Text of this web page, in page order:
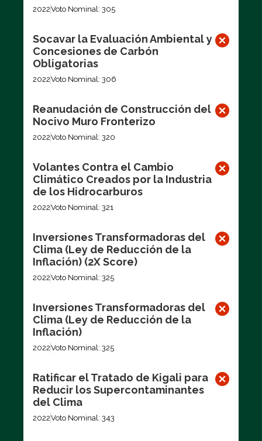
2022Voto Nominal: 305
Socavar la Evaluación Ambiental y
Concesiones de Carbón
Obligatorias
2022Voto Nominal: 306
Reanudación de Construcción del
Nocivo Muro Fronterizo
2022Voto Nominal: 320
Volantes Contra el Cambio
Climático Creados por la Industria
de los Hidrocarburos
2022Voto Nominal: 321
Inversiones Transformadoras del
Clima (Ley de Reducción de la
Inflación) (2X Score)
2022Voto Nominal: 325
Inversiones Transformadoras del
Clima (Ley de Reducción de la
Inflación)
2022Voto Nominal: 325
Ratificar el Tratado de Kigali para
Reducir los Supercontaminantes
del Clima
2022Voto Nominal: 343